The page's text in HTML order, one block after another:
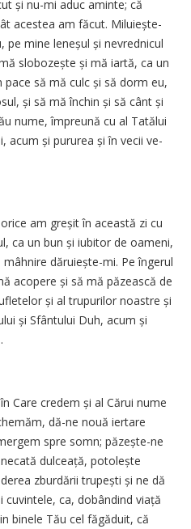
și nu-mi aduc aminte; că
acestea am făcut. Milu­iește-
pe mine leneșul și nevrednicul
slobozește și mă iartă, ca un
să mă culc și să dorm eu,
și să mă închin și să cânt și
nu­me, împreună cu al Tatălui
acum și pururea și în vecii ve­
am greșit în această zi cu
ca un bun și iubi­tor de oa­meni,
dăruiește-mi. Pe îngerul
aco­pere și să mă pă­zească de
și al tru­purilor noastre și
și Sfân­­tului Duh, acum și
Care credem și al Cărui nume
dă-ne no­uă ier­tare
spre somn; pă­zeș­te-ne
dulceață, potolește
zbur­dării trupești și ne dă
cu­vin­tele, ca, dobândind viață
bi­nele Tău cel fă­gă­duit, că